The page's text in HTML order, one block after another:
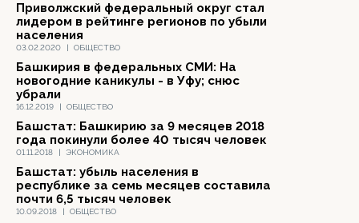
03.02.2020 | ОБЩЕСТВО
Приволжский федеральный округ стал
лидером в рейтинге регионов по убыли
населения
16.12.2019 | ОБЩЕСТВО
Башкирия в федеральных СМИ: На
новогодние каникулы - в Уфу; снюс
убрали
01.11.2018 | ЭКОНОМИКА
Башстат: Башкирию за 9 месяцев 2018
года покинули более 40 тысяч человек
10.09.2018 | ОБЩЕСТВО
Башстат: убыль населения в
республике за семь месяцев составила
почти 6,5 тысяч человек